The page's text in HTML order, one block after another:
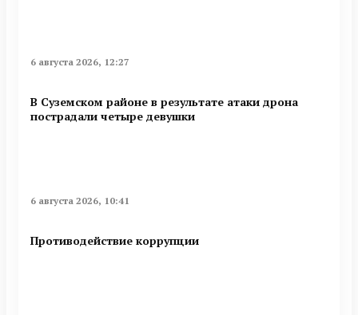
6 августа 2026, 12:27
В Суземском районе в результате атаки дрона
пострадали четыре девушки
6 августа 2026, 10:41
Противодействие коррупции